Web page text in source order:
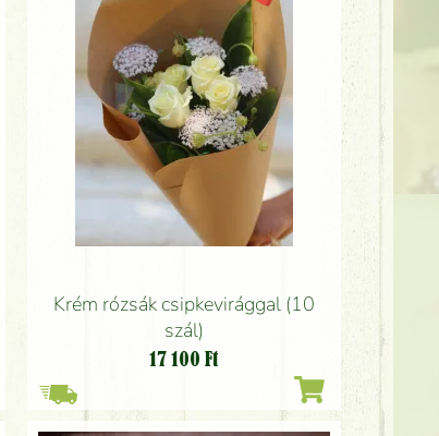
Krém rózsák csipkevirággal (10
szál)
17 100 Ft